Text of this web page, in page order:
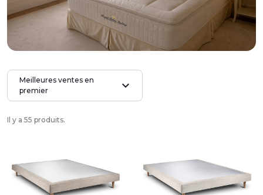
Il y a 55 produits.
Meilleures ventes en
premier
expand_more